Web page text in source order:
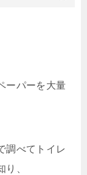
ーパーを大量
調べてトイレ
、